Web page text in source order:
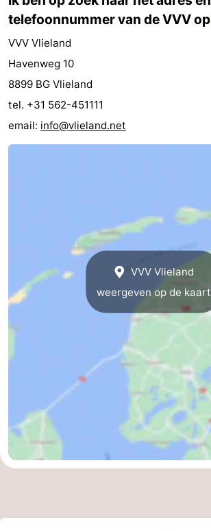
telefoonnummer van de VVV op
VVV Vlieland
Havenweg 10
8899 BG Vlieland
tel. +31 562-451111
email: info@vlieland.net
VVV Vlieland
weergeven op de kaart